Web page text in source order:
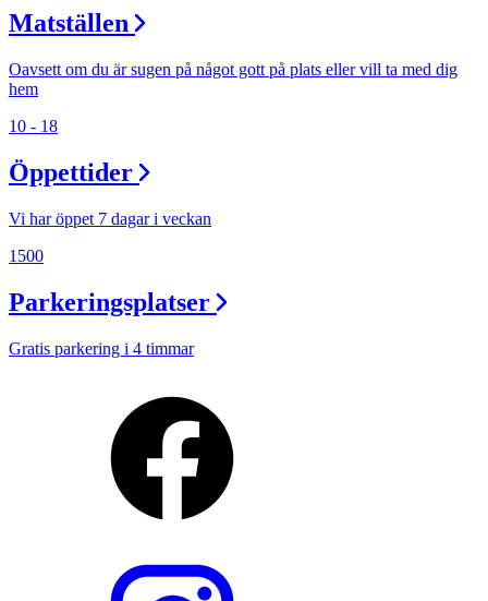
Matställen
Oavsett om du är sugen på något gott på plats eller vill ta med dig
hem
10 - 18
Öppettider
Vi har öppet 7 dagar i veckan
1500
Parkeringsplatser
Gratis parkering i 4 timmar